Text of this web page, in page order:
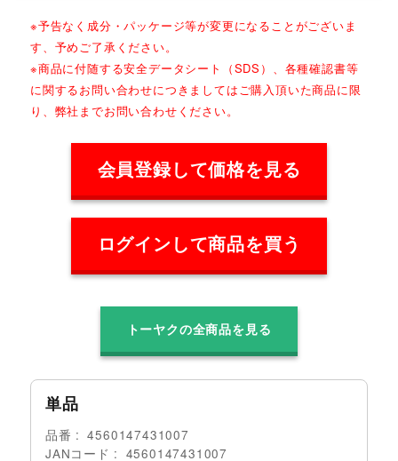
※予告なく成分・パッケージ等が変更になることがございま
す、予めご了承ください。
※商品に付随する安全データシート（SDS）、各種確認書等
に関するお問い合わせにつきましてはご購入頂いた商品に限
り、弊社までお問い合わせください。
会員登録して価格を見る
ログインして商品を買う
トーヤクの全商品を見る
単品
品番
4560147431007
JANコード
4560147431007